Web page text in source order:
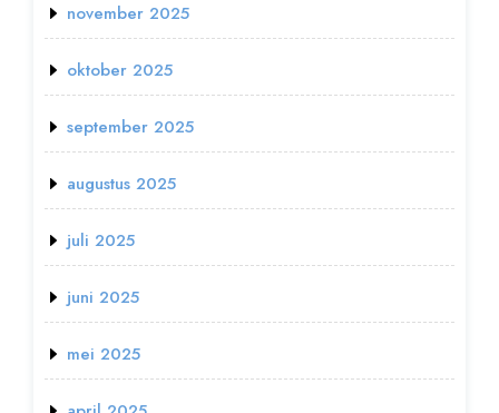
november 2025
oktober 2025
september 2025
augustus 2025
juli 2025
juni 2025
mei 2025